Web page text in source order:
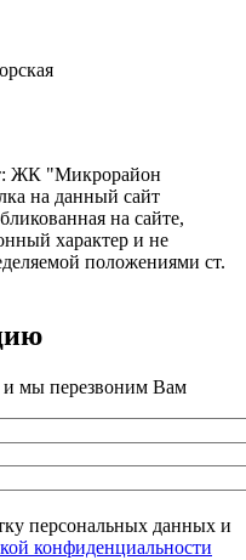
ЖК "Микрорайон
на данный сайт
на сайте,
характер и не
положениями ст.
и мы перезвоним Вам
персональных данных и
конфиденциальности